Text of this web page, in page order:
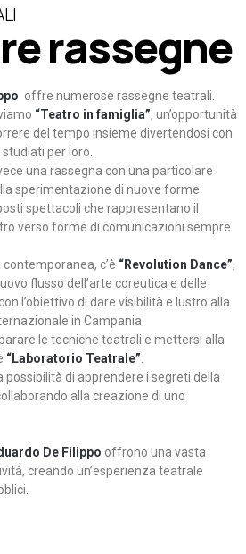
rassegne
offre numerose rassegne teatrali.
“Teatro in famiglia”, un’opportunità
del tempo insieme divertendosi con
per loro.
una rassegna con una particolare
sperimentazione di nuove forme
spettacoli che rappresentano il
verso forme di comunicazioni sempre
c’è “Revolution Dance”,
flusso dell’arte coreutica e delle
l’obiettivo di dare visibilità e lustro alla
in Campania.
le tecniche teatrali e mettersi alla
“Laboratorio Teatrale”
possibilità di apprendere i segreti della
alla creazione di uno
De Filippo offrono una vasta
creando un’esperienza teatrale